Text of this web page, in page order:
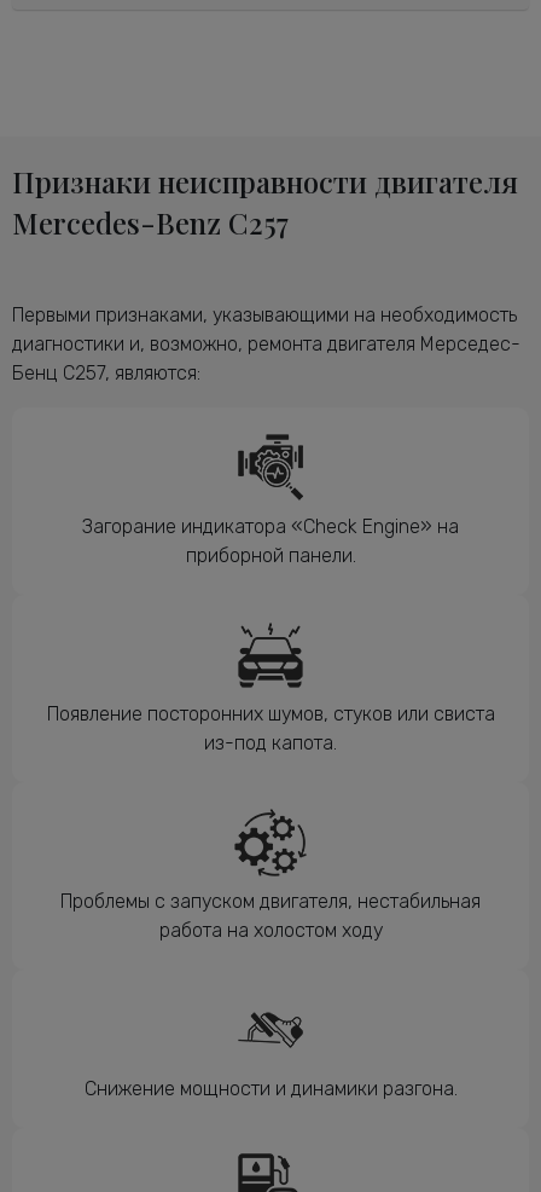
Признаки неисправности двигателя
Mercedes-Benz C257
Первыми признаками, указывающими на необходимость
диагностики и, возможно, ремонта двигателя Мерседес-
Бенц C257, являются:
Загорание индикатора «Check Engine» на
приборной панели.
Появление посторонних шумов, стуков или свиста
из-под капота.
Проблемы с запуском двигателя, нестабильная
работа на холостом ходу
Снижение мощности и динамики разгона.